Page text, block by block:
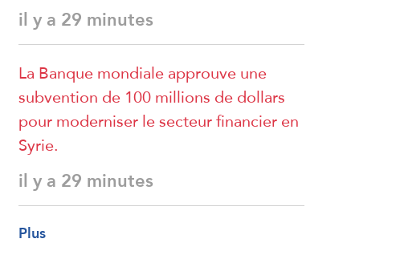
il y a 29 minutes
La Banque mondiale approuve une
subvention de 100 millions de dollars
pour moderniser le secteur financier en
Syrie.
il y a 29 minutes
Plus